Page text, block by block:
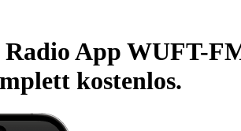
App WUFT-
kostenlos.